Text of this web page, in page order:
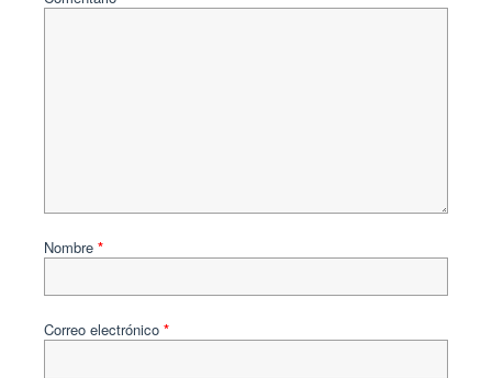
Nombre *
Correo electrónico *